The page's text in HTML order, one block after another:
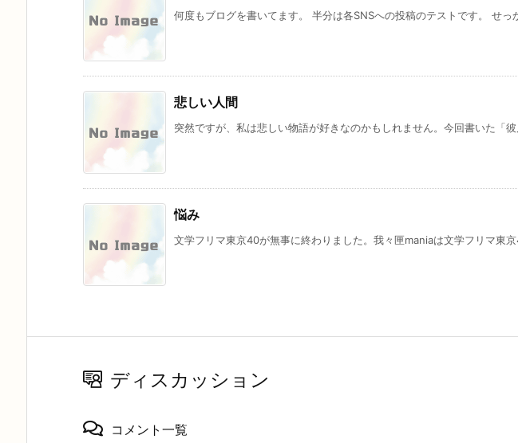
何度もブログを書いてます。 半分は各SNSへの投稿のテストです。 せっ
悲しい人間
突然ですが、私は悲しい物語が好きなのかもしれません。今回書いた「
悩み
文学フリマ東京40が無事に終わりました。我々匣maniaは文学フリマ東
ディスカッション
コメント一覧